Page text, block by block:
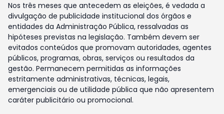
Nos três meses que antecedem as eleições, é vedada a
divulgação de publicidade institucional dos órgãos e
entidades da Administração Pública, ressalvadas as
hipóteses previstas na legislação. Também devem ser
evitados conteúdos que promovam autoridades, agentes
públicos, programas, obras, serviços ou resultados da
gestão. Permanecem permitidas as informações
estritamente administrativas, técnicas, legais,
emergenciais ou de utilidade pública que não apresentem
caráter publicitário ou promocional.